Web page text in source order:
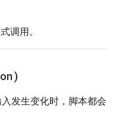
调用。
入发生变化时，脚本都会